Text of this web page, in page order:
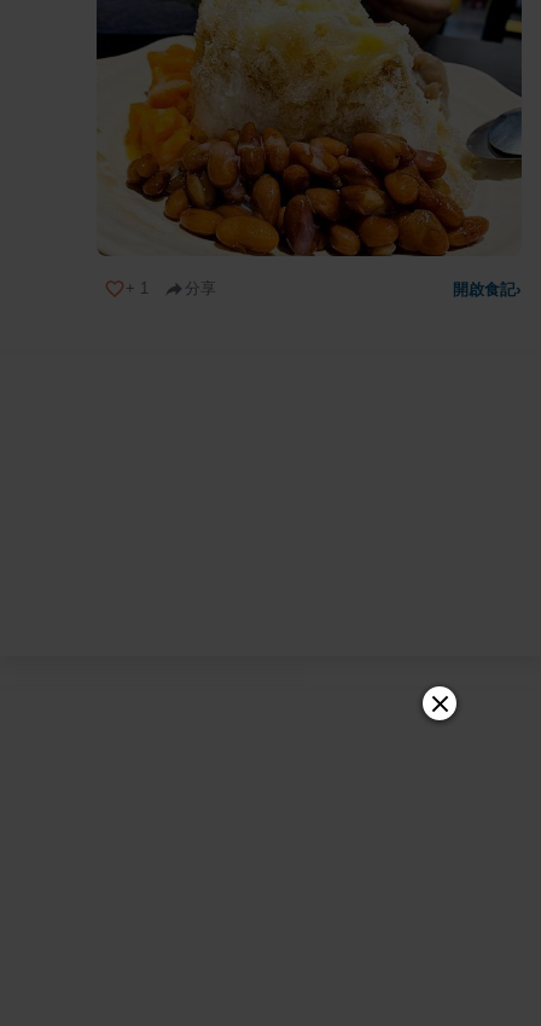
+ 1 分享 開啟食記›